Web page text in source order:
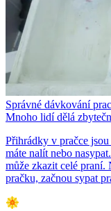
Správné dávkování
Mnoho lidí dělá
Přihrádky v pračce
máte nalít nebo
může zkazit celé
pračku, začnou sypat